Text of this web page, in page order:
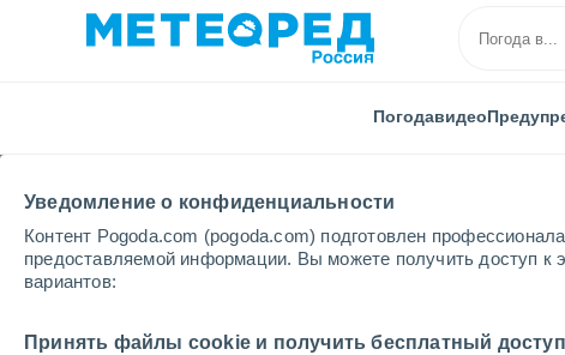
Уведомление о конфиденциальности
Контент Pogoda.com (pogoda.com) подготовлен
предоставляемой информации. Вы можете получить доступ к
вариантов:
Принять файлы cookie и получить бесплатный доступ
Погодавидео